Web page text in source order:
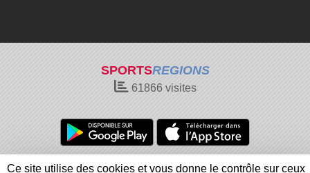
SPORTSREGIONS
61866visites
Charte cookies Gestion des cookies
Ce site utilise des cookies et vous donne le contrôle sur ceux